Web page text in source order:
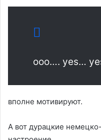
ooo…. yes…
вполне мотивируют.
А вот дурацкие